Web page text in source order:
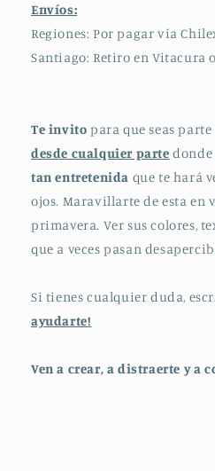
Envíos:
Regiones: Por pagar vía
Santiago: Retiro en Vitacura
Te invito para que seas parte
desde cualquier parte
tan entretenida que te hará
ojos. Maravillarte de esta en
primavera. Ver sus colores,
que a veces pasan
Si tienes cualquier duda,
ayudarte!
Ven a crear, a distraerte y a